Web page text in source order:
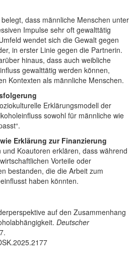
dass männliche Menschen unter
Impulse sehr oft gewalttätig
wendet sich die Gewalt gegen
in erster Linie gegen die Partnerin.
hinaus, dass auch weibliche
gewalttätig werden können,
Kontexten als männliche Menschen.
Erklärungsmodell der
sowohl für männliche wie
Erklärung zur Finanzierung
und Koautoren erklären, dass während
Vorteile oder
bestanden, die die Arbeit zum
haben könnten.
auf den Zusammenhang
Deutscher